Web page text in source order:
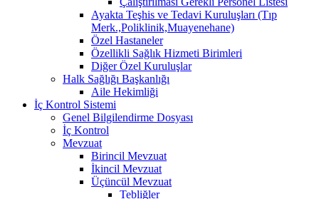
Ayakta Teşhis ve Tedavi Kuruluşları (Tıp
Merk.,Poliklinik,Muayenehane)
Özel Hastaneler
Özellikli Sağlık Hizmeti Birimleri
Diğer Özel Kuruluşlar
Halk Sağlığı Başkanlığı
Aile Hekimliği
İç Kontrol Sistemi
Genel Bilgilendirme Dosyası
İç Kontrol
Mevzuat
Birincil Mevzuat
İkincil Mevzuat
Üçüncül Mevzuat
Tebliğler